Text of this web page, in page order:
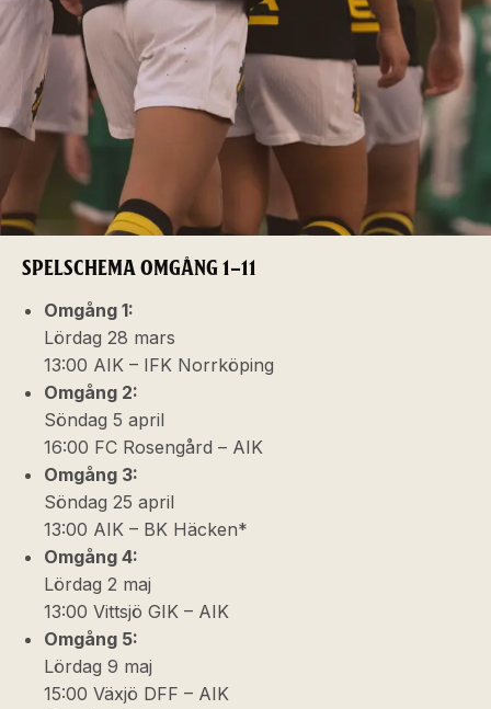
SPELSCHEMA OMGÅNG 1–11
Omgång 1:
Lördag 28 mars
13:00 AIK – IFK Norrköping
Omgång 2:
Söndag 5 april
16:00 FC Rosengård – AIK
Omgång 3:
Söndag 25 april
13:00 AIK – BK Häcken*
Omgång 4:
Lördag 2 maj
13:00 Vittsjö GIK – AIK
Omgång 5:
Lördag 9 maj
15:00 Växjö DFF – AIK